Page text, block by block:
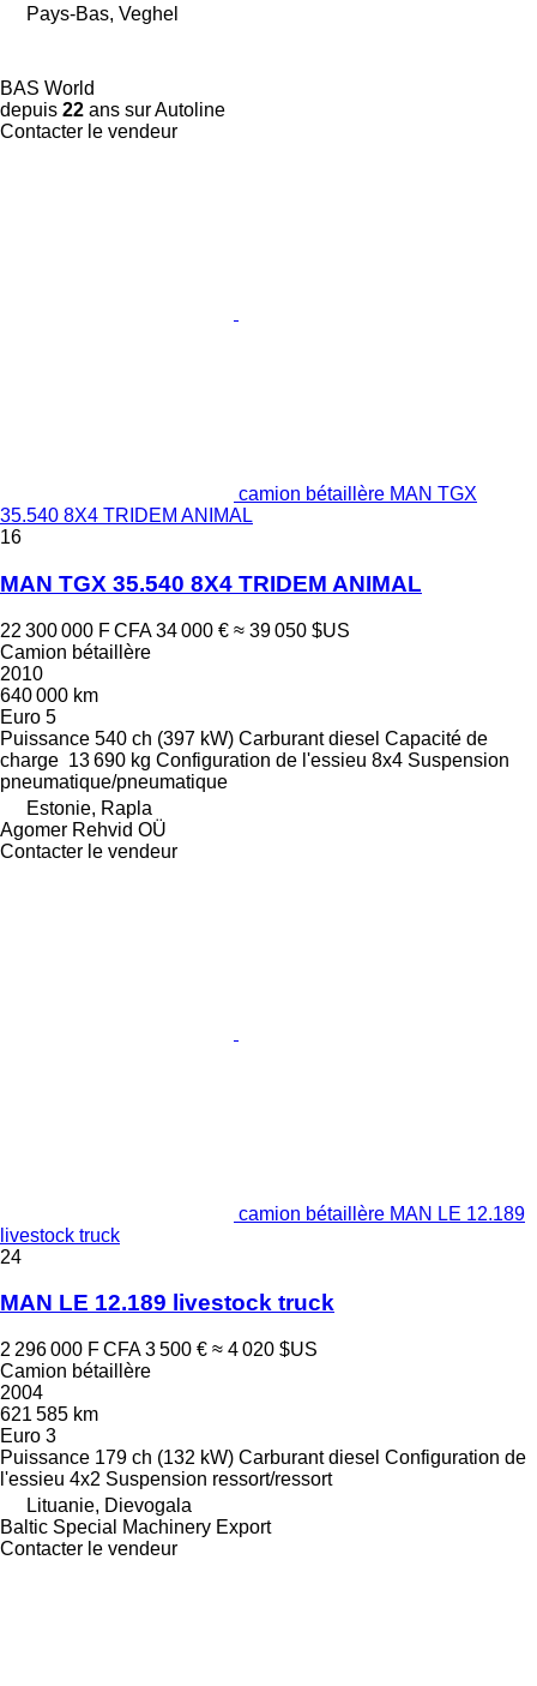
Pays-Bas, Veghel
BAS World
depuis 22 ans sur Autoline
Contacter le vendeur
camion bétaillère MAN TGX
35.540 8X4 TRIDEM ANIMAL
16
MAN TGX 35.540 8X4 TRIDEM ANIMAL
22 300 000 F CFA 34 000 € ≈ 39 050 $US
Camion bétaillère
2010
640 000 km
Euro 5
Puissance 540 ch (397 kW) Carburant diesel Capacité de
charge 13 690 kg Configuration de l'essieu 8x4 Suspension
pneumatique/pneumatique
Estonie, Rapla
Agomer Rehvid OÜ
Contacter le vendeur
camion bétaillère MAN LE 12.189
livestock truck
24
MAN LE 12.189 livestock truck
2 296 000 F CFA 3 500 € ≈ 4 020 $US
Camion bétaillère
2004
621 585 km
Euro 3
Puissance 179 ch (132 kW) Carburant diesel Configuration de
l'essieu 4x2 Suspension ressort/ressort
Lituanie, Dievogala
Baltic Special Machinery Export
Contacter le vendeur